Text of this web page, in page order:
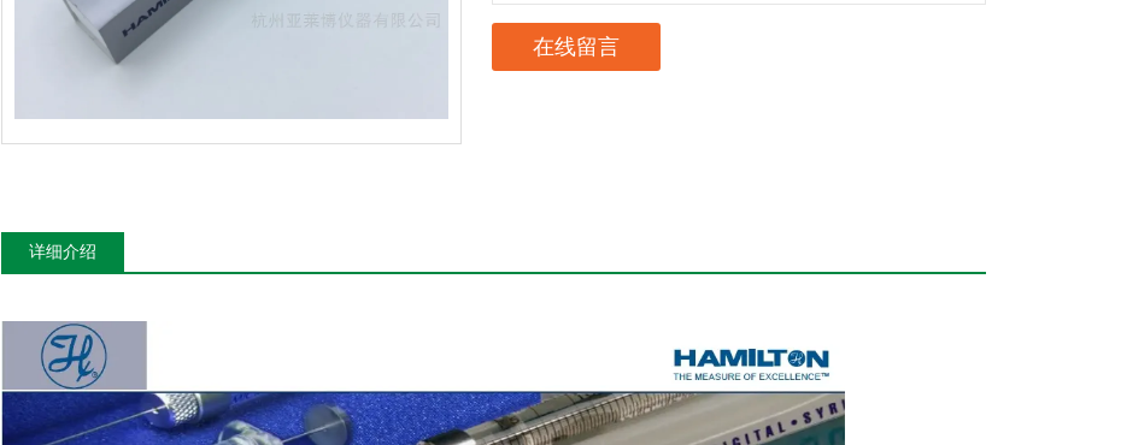
在线留言
详细介绍